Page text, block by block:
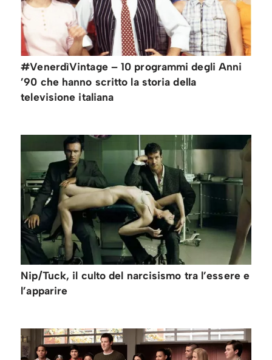
#VenerdìVintage – 10 programmi degli Anni
’90 che hanno scritto la storia della
televisione italiana
Nip/Tuck, il culto del narcisismo tra l’essere e
l’apparire